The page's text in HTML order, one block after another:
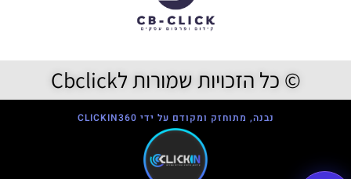
© כל הזכויות שמורות לCbclick
נבנה, מתוחזק ומקודם על ידי CLICKIN360